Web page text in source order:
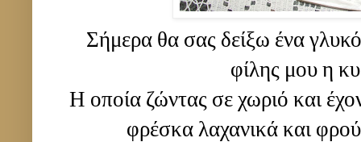
Σήμερα θα σας δείξω ένα
φίλης μου η
Η οποία ζώντας σε χωριό και
φρέσκα λαχανικά και